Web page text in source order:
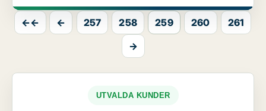
←← ← 257 258 259 260
261
→
UTVALDA KUNDER